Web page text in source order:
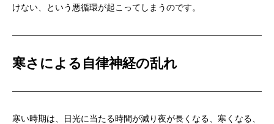
けない、という悪循環が起こってしまうのです。
寒さによる自律神経の乱れ
寒い時期は、日光に当たる時間が減り夜が長くなる、寒くなる、